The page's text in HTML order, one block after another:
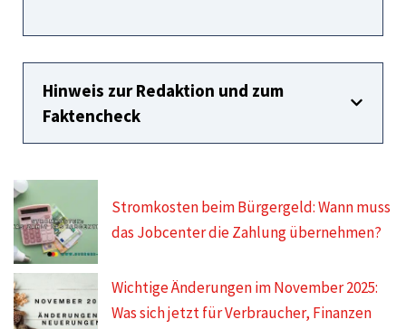
Hinweis zur Redaktion und zum
Faktencheck
Stromkosten beim Bürgergeld: Wann muss
das Jobcenter die Zahlung übernehmen?
Wichtige Änderungen im November 2025:
Was sich jetzt für Verbraucher, Finanzen